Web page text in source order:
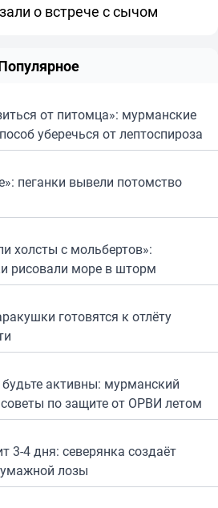
о встрече с сычом
от питомца»: мурманские
уберечься от лептоспироза
пеганки вывели потомство
холсты с мольбертов»:
рисовали море в шторм
готовятся к отлёту
активны: мурманский
по защите от ОРВИ летом
3-4 дня: северянка создаёт
лозы